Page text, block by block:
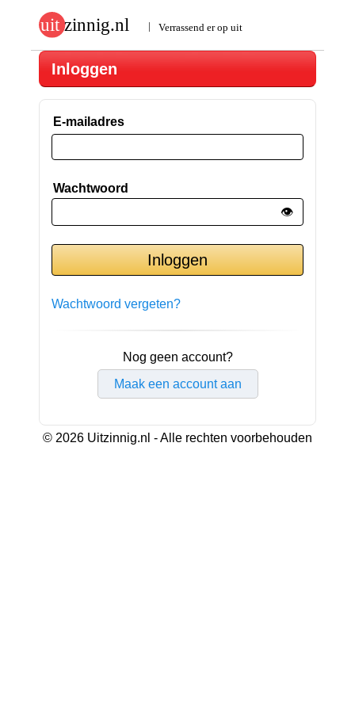
Inloggen
E-mailadres
Wachtwoord
👁️
Wachtwoord vergeten?
Nog geen account?
Maak een account aan
© 2026 Uitzinnig.nl - Alle rechten voorbehouden